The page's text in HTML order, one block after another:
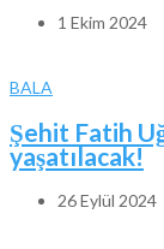
1 Ekim 2024
BALA
Şehit Fatih
yaşatılacak!
26 Eylül 2024